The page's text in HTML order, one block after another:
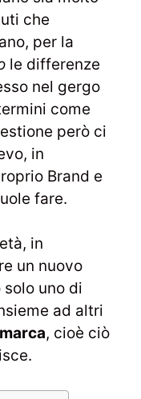
che
per la
le differenze
nel gergo
come
però ci
in
Brand e
fare.
in
un nuovo
uno di
ad altri
marca, cioè ciò